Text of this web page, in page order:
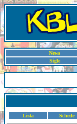
News
Sigle
Lista Schede